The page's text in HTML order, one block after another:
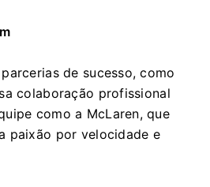
de sucesso, como
colaboração profissional
como a McLaren, que
paixão por velocidade e